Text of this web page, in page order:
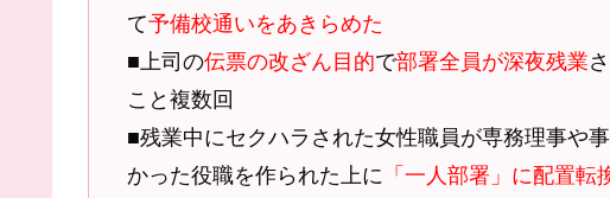
て予備校通いをあきらめた
■上司の伝票の改ざん目的で部署全員が深夜残業
こと複数回
■残業中にセクハラされた女性職員が専務理事や
かった役職を作られた上に 「一人部署」に配置転